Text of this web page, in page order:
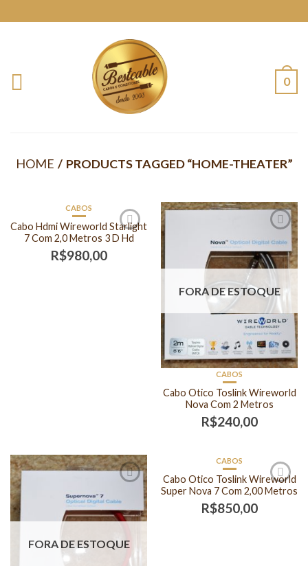
0
HOME / PRODUCTS TAGGED “HOME-THEATER”
FORA DE ESTOQUE
CABOS
Cabo Hdmi Wireworld Starlight
7 Com 2,0 Metros 3 D Hd
R$980,00
FORA DE ESTOQUE
CABOS
Cabo Otico Toslink Wireworld
Nova Com 2 Metros
R$240,00
FORA DE ESTOQUE
FORA DE ESTOQUE
CABOS
Cabo Otico Toslink Wireworld
Super Nova 7 Com 2,00 Metros
R$850,00